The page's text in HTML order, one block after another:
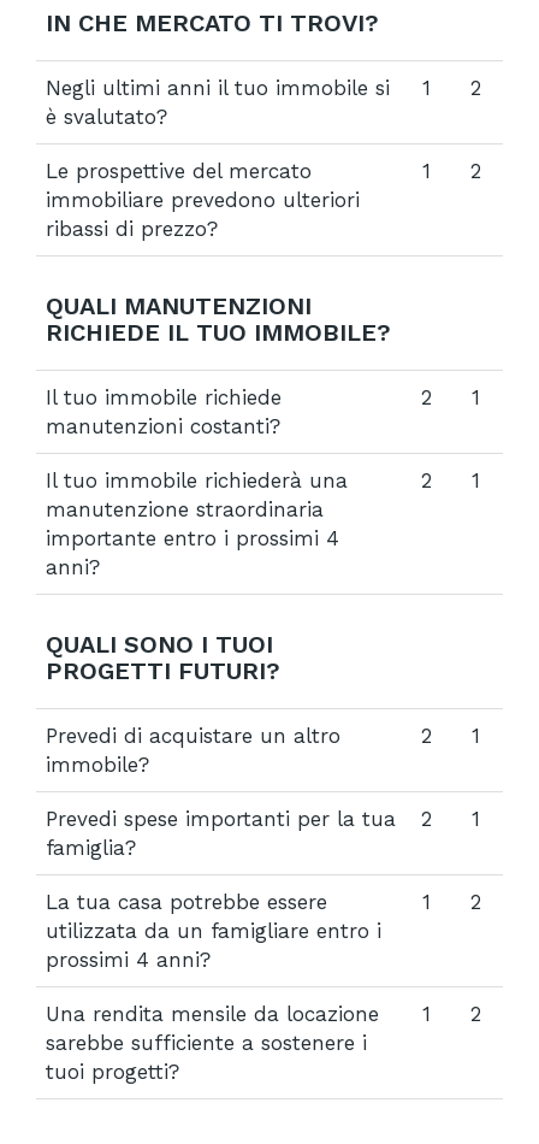
IN CHE MERCATO TI TROVI?
Negli ultimi anni il tuo immobile si
è svalutato?
1 2
Le prospettive del mercato
immobiliare prevedono ulteriori
ribassi di prezzo?
1 2
QUALI MANUTENZIONI
RICHIEDE IL TUO IMMOBILE?
Il tuo immobile richiede
manutenzioni costanti?
2 1
Il tuo immobile richiederà una
manutenzione straordinaria
importante entro i prossimi 4
anni?
2 1
QUALI SONO I TUOI
PROGETTI FUTURI?
Prevedi di acquistare un altro
immobile?
2 1
Prevedi spese importanti per la tua
famiglia?
2 1
La tua casa potrebbe essere
utilizzata da un famigliare entro i
prossimi 4 anni?
1 2
Una rendita mensile da locazione
sarebbe sufficiente a sostenere i
tuoi progetti?
1 2